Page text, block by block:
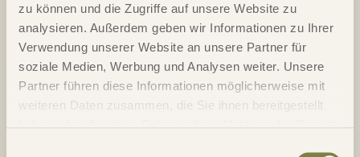
zu können und die Zugriffe auf unsere Website zu
analysieren. Außerdem geben wir Informationen zu Ihrer
Verwendung unserer Website an unsere Partner für
soziale Medien, Werbung und Analysen weiter. Unsere
Partner führen diese Informationen möglicherweise mit
weiteren Daten zusammen, die Sie ihnen bereitgestellt
Handicap
Straße / Nr.*